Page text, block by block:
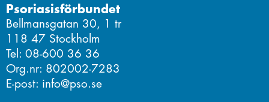
Psoriasisförbundet
Bellmansgatan 30, 1 tr
118 47 Stockholm
Tel: 08-600 36 36
Org.nr: 802002-7283
E-post: info@pso.se